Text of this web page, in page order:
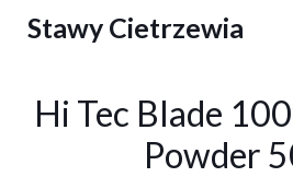
Stawy Cietrzewia
Hi Tec Blade
Powder